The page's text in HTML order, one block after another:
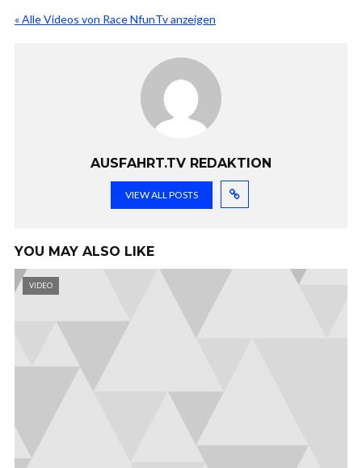
« Alle Videos von Race NfunTv anzeigen
AUSFAHRT.TV REDAKTION
VIEW ALL POSTS
YOU MAY ALSO LIKE
VIDEO